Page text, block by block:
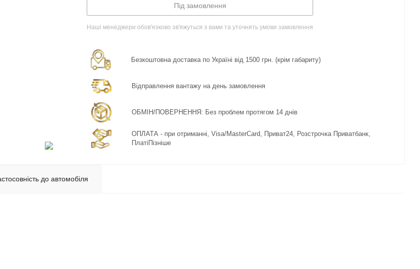
Під замовлення
Наші менеджери обов'язково зв'яжуться з вами та уточнять умови замовлення
Безкоштовна доставка по Україні від 1500 грн. (крім габариту)
Відправлення вантажу на день замовлення
ОБМІН/ПОВЕРНЕННЯ: Без проблем протягом 14 днів
ОПЛАТА - при отриманні, Visa/MasterCard, Приват24, Розстрочка Приватбанк,
ПлатіПізніше
до автомобіля